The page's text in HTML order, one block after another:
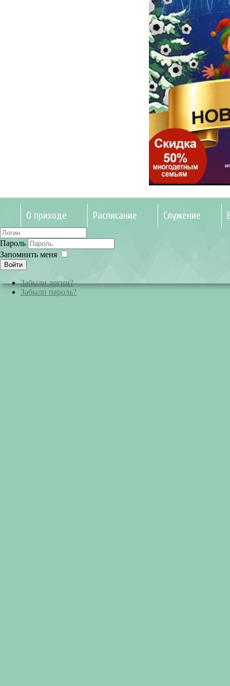
О приходе Расписание Служение
Пароль
Запомнить меня
Войти
Забыли логин?
Забыли пароль?